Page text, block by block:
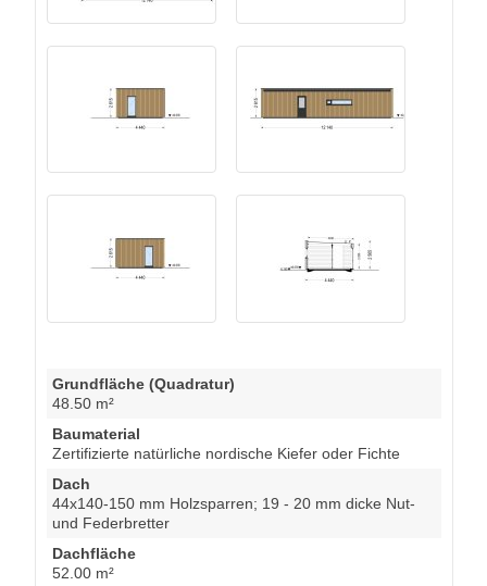
Grundfläche (Quadratur)
48.50 m²
Baumaterial
Zertifizierte natürliche nordische Kiefer oder Fichte
Dach
44x140-150 mm Holzsparren; 19 - 20 mm dicke Nut-
und Federbretter
Dachfläche
52.00 m²